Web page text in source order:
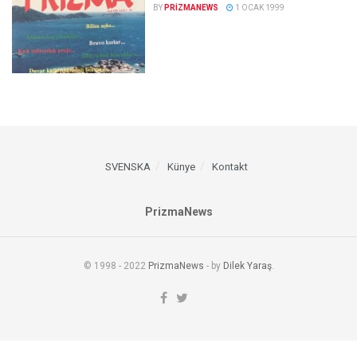
BY PRIZMANEWS 1 OCAK 1999
SVENSKA Künye Kontakt
PrizmaNews
© 1998 - 2022 PrizmaNews - by Dilek Yaraş.